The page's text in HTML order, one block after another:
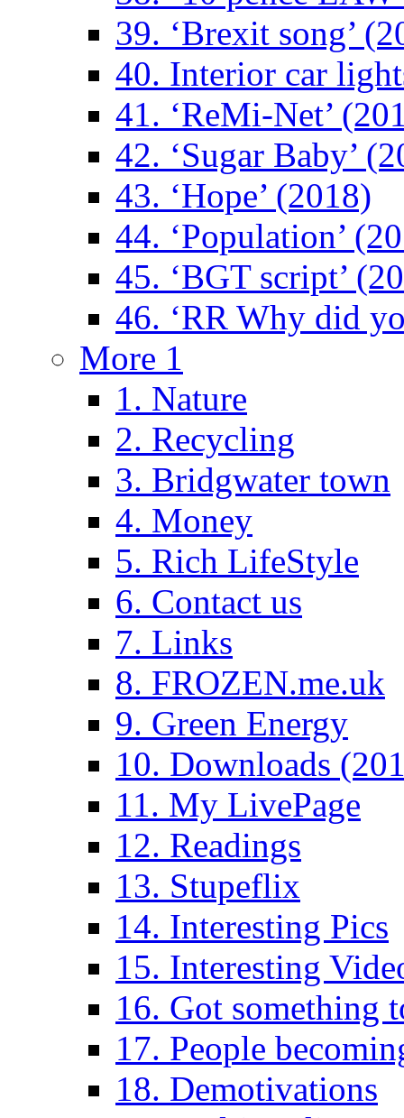
39. ‘Brexit song’
40. Interior car
41. ‘ReMi-Net’
42. ‘Sugar Baby’
43. ‘Hope’ (2018)
44. ‘Population’
45. ‘BGT script’
46. ‘RR Why did
More 1
1. Nature
2. Recycling
3. Bridgwater town
4. Money
5. Rich LifeStyle
6. Contact us
7. Links
8. FROZEN.me.uk
9. Green Energy
10. Downloads
11. My LivePage
12. Readings
13. Stupeflix
14. Interesting Pics
15. Interesting
16. Got something
17. People
18. Demotivations